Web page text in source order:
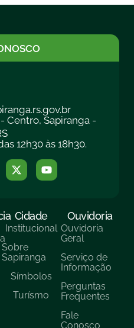
Centro, Sapiranga -
12h30 às 18h30.
Cidade
Institucional
Sobre
Sapiranga
Símbolos
Turísmo
Ouvidoria
Ouvidoria
Geral
Serviço de
Informação
Perguntas
Frequentes
Fale
Conosco